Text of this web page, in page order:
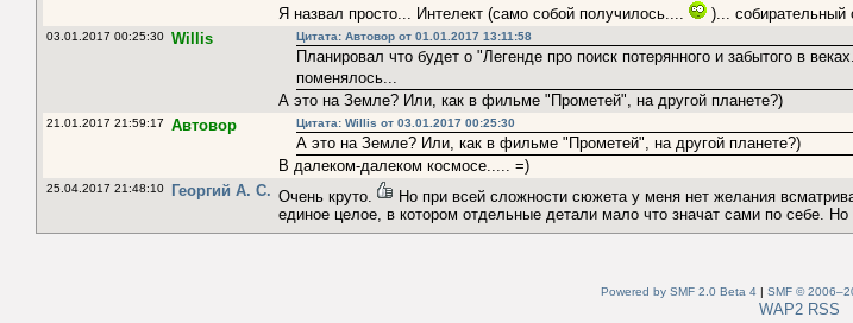
Я назвал просто... Интелект (само собой получилось....
)... собирательный
03.01.2017 00:25:30 Willis Цитата: Автовор от 01.01.2017 13:11:58
Планировал что будет о "Легенде про поиск потерянного и забытого в
поменялось...
А это на Земле? Или, как в фильме "Прометей", на другой планете?)
21.01.2017 21:59:17 Автовор Цитата: Willis от 03.01.2017 00:25:30
А это на Земле? Или, как в фильме "Прометей", на другой планете?)
В далеком-далеком космосе..... =)
25.04.2017 21:48:10 Георгий А. С. Очень круто.
Но при всей сложности сюжета у меня нет желания
единое целое, в котором отдельные детали мало что значат сами по себе. Но
Powered by SMF 2.0 Beta 4 SMF ©
WAP2 RSS